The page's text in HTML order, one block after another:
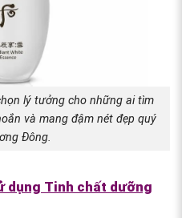
lý tưởng cho những ai tìm
và mang đậm nét đẹp quý
Đông.
dụng Tinh chất dưỡng